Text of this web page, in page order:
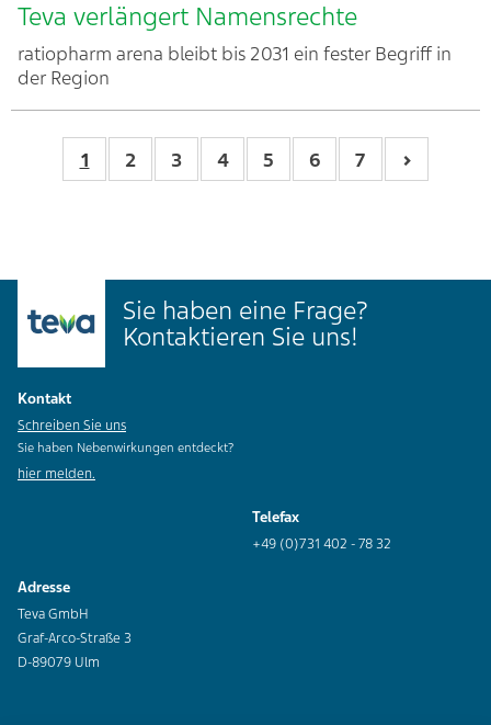
Teva verlängert Namensrechte
ratiopharm arena bleibt bis 2031 ein fester Begriff in
der Region
1 2 3 4 5 6 7
Sie haben eine Frage?
Kontaktieren Sie uns!
Kontakt
Schreiben Sie uns
Sie haben Nebenwirkungen entdeckt?
hier melden.
Telefax
+49 (0)731 402 - 78 32
Adresse
Teva GmbH
Graf-Arco-Straße 3
D-89079 Ulm